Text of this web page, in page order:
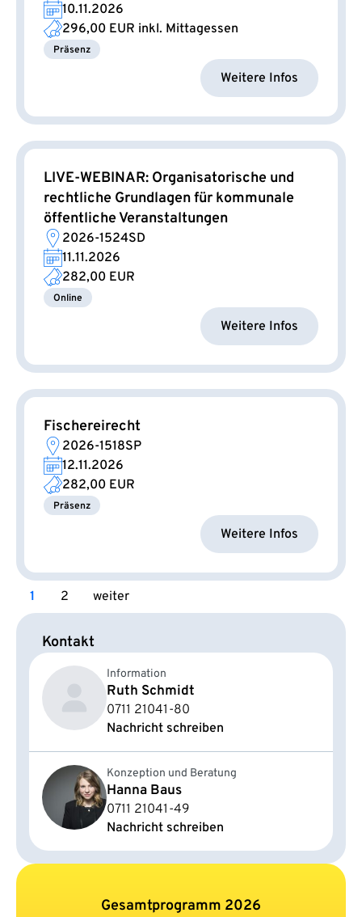
10.11.2026
296,00 EUR inkl. Mittagessen
Präsenz
Weitere Infos
LIVE-WEBINAR: Organisatorische und
rechtliche Grundlagen für kommunale
öffentliche Veranstaltungen
2026-1524SD
11.11.2026
282,00 EUR
Online
Weitere Infos
Fischereirecht
2026-1518SP
12.11.2026
282,00 EUR
Präsenz
Weitere Infos
1 2 weiter
Kontakt
Information
Ruth Schmidt
0711 21041-80
Nachricht schreiben
Konzeption und Beratung
Hanna Baus
0711 21041-49
Nachricht schreiben
Gesamtprogramm 2026